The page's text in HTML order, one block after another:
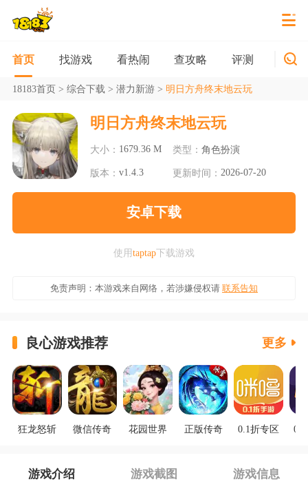
首页 找游戏 看热闹 查攻略 评测 新游
18183首页> 综合下载> 潜力新游> 明日方舟终末地云玩
明日方舟终末地云玩
大小： 1679.36 M 类型： 角色扮演
版本：v1.4.3 更新时间： 2026-07-20
安卓下载
使用taptap下载游戏
免责声明：本游戏来自网络，若涉嫌侵权请 联系告知
良心游戏推荐 更多
狂龙怒斩 微信传奇 花园世界 正版传奇 0.1折专区
游戏介绍 游戏截图 游戏信息